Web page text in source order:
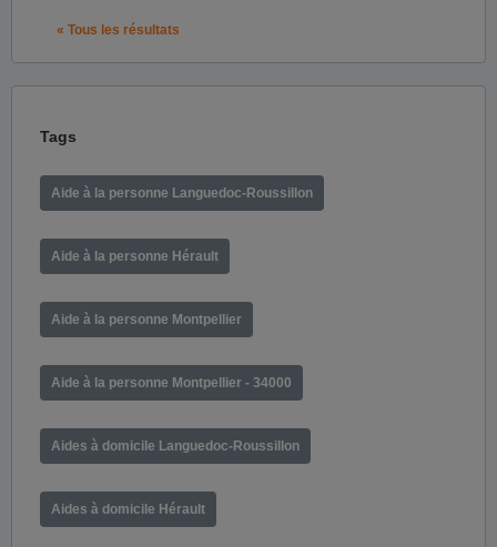
« Tous les résultats
Tags
Aide à la personne Languedoc-Roussillon
Aide à la personne Hérault
Aide à la personne Montpellier
Aide à la personne Montpellier - 34000
Aides à domicile Languedoc-Roussillon
Aides à domicile Hérault